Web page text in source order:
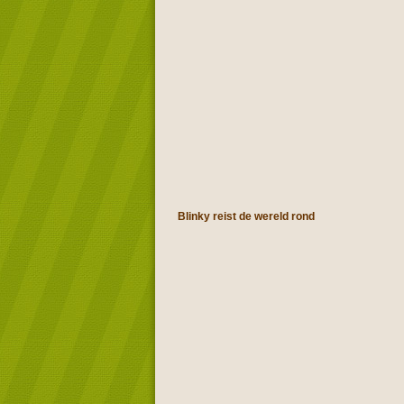
Blinky reist de wereld rond